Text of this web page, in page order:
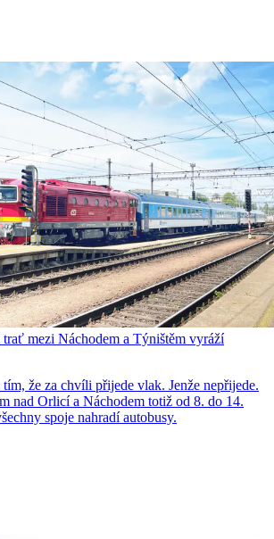
mezi Náchodem a Týništěm vyráží
že za chvíli přijede vlak. Jenže nepřijede.
nad Orlicí a Náchodem totiž od 8. do 14.
spoje nahradí autobusy.